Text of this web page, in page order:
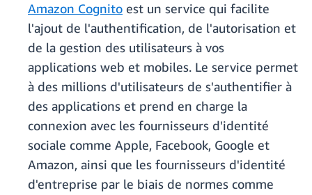
Amazon Cognito est un service qui facilite
l'ajout de l'authentification, de l'autorisation et
de la gestion des utilisateurs à vos
applications web et mobiles. Le service permet
à des millions d'utilisateurs de s'authentifier à
des applications et prend en charge la
connexion avec les fournisseurs d'identité
sociale comme Apple, Facebook, Google et
Amazon, ainsi que les fournisseurs d'identité
d'entreprise par le biais de normes comme